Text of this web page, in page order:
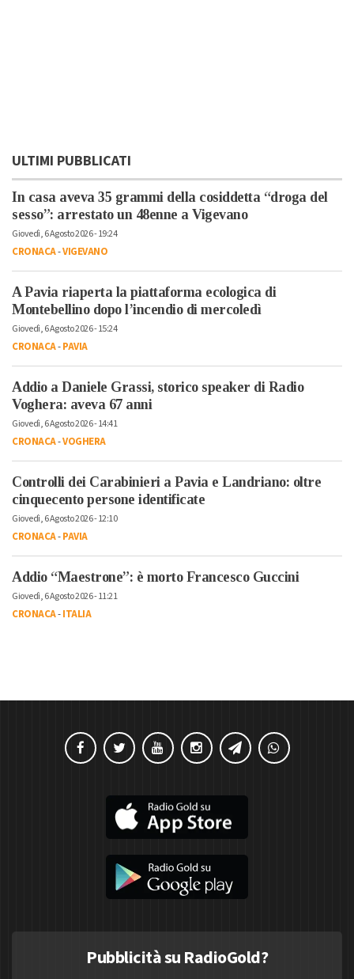
ULTIMI PUBBLICATI
In casa aveva 35 grammi della cosiddetta “droga del
sesso”: arrestato un 48enne a Vigevano
Giovedì, 6 Agosto 2026 - 19:24
CRONACA-VIGEVANO
A Pavia riaperta la piattaforma ecologica di
Montebellino dopo l’incendio di mercoledì
Giovedì, 6 Agosto 2026 - 15:24
CRONACA-PAVIA
Addio a Daniele Grassi, storico speaker di Radio
Voghera: aveva 67 anni
Giovedì, 6 Agosto 2026 - 14:41
CRONACA-VOGHERA
Controlli dei Carabinieri a Pavia e Landriano: oltre
cinquecento persone identificate
Giovedì, 6 Agosto 2026 - 12:10
CRONACA-PAVIA
Addio “Maestrone”: è morto Francesco Guccini
Giovedì, 6 Agosto 2026 - 11:21
CRONACA-ITALIA
Pubblicità su RadioGold?